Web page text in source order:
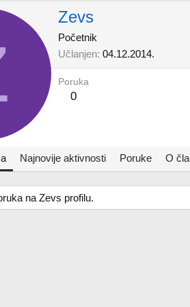
Zevs
Početnik
Učlanjen 04.12.2014.
Poruka
0
Najnovije aktivnosti Poruke O
na Zevs profilu.